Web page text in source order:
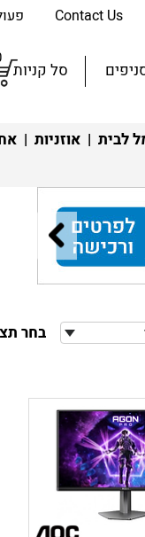
סל קניות
לבית | אוזניות |
בחר